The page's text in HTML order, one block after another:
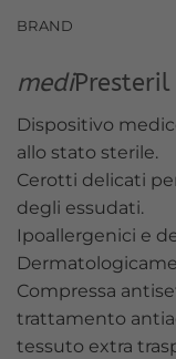
BRAND
mediPresteril
Dispositivo
allo stato sterile.
Cerotti delicati
degli essudati.
Ipoallergenici e
Compressa
trattamento
tessuto extra